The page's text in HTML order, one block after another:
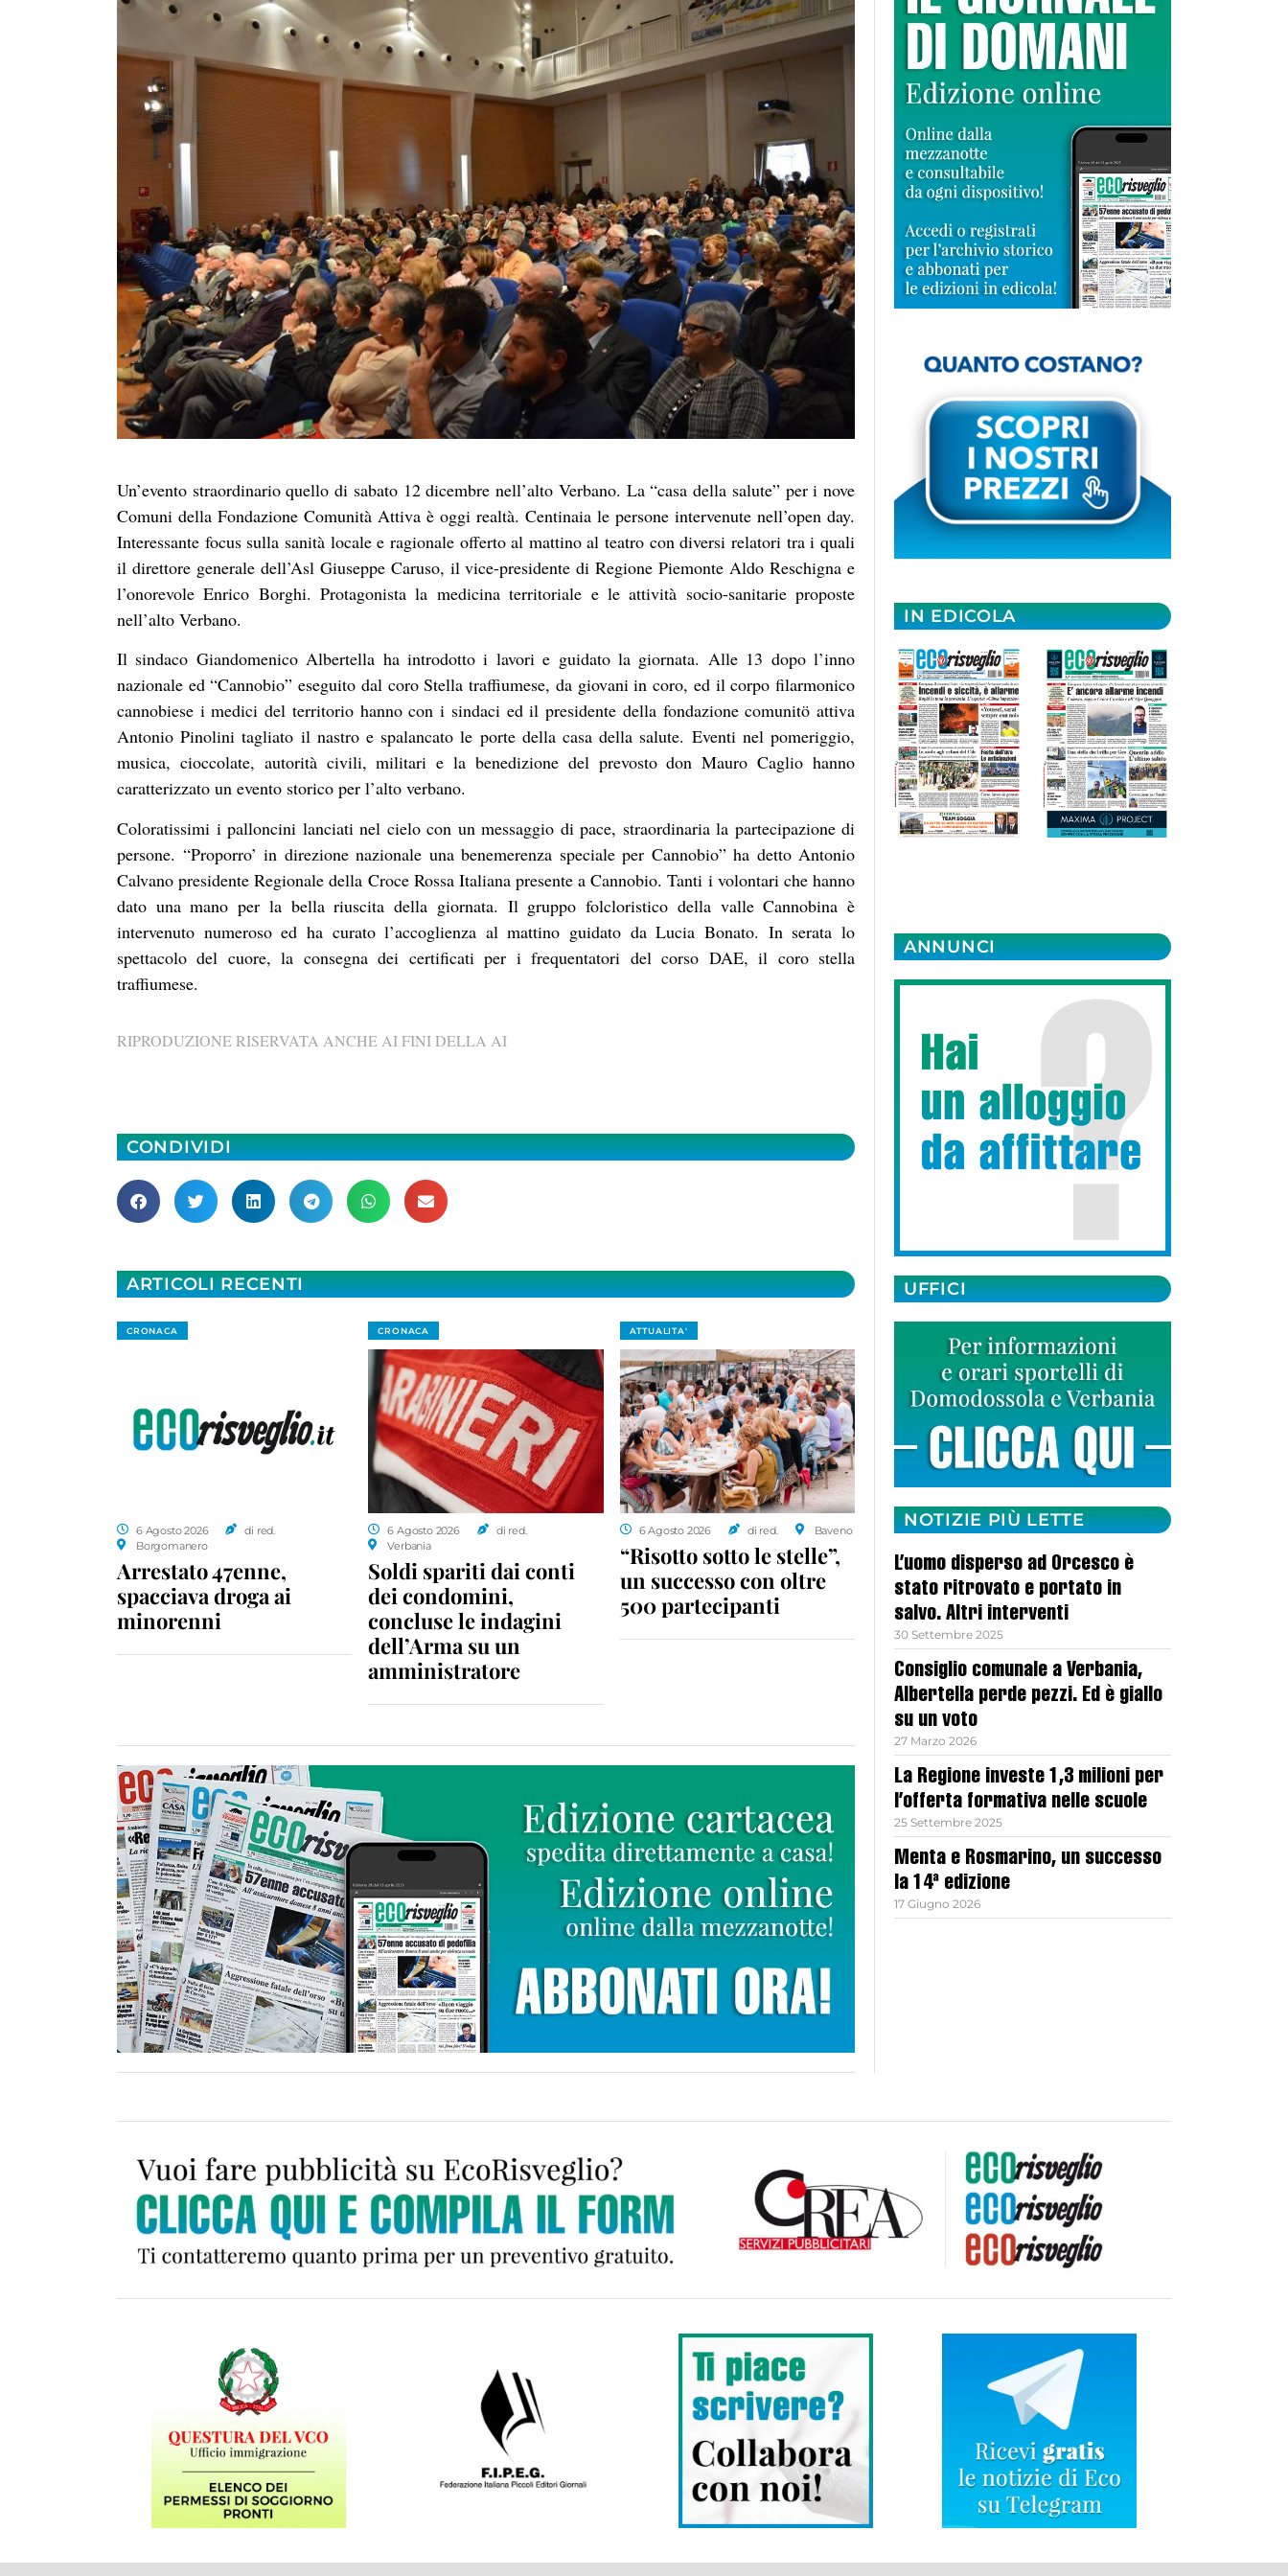
Un’evento straordinario quello di sabato 12 dicembre nell’alto Verbano. La “casa della salute” per i nove
Comuni della Fondazione Comunità Attiva è oggi realtà. Centinaia le persone intervenute nell’open day.
Interessante focus sulla sanità locale e ragionale offerto al mattino al teatro con diversi relatori tra i quali
il direttore generale dell’Asl Giuseppe Caruso, il vice-presidente di Regione Piemonte Aldo Reschigna e
l’onorevole Enrico Borghi. Protagonista la medicina territoriale e le attività socio-sanitarie proposte
nell’alto Verbano.
Il sindaco Giandomenico Albertella ha introdotto i lavori e guidato la giornata. Alle 13 dopo l’inno
nazionale ed “Cannobio” eseguito dal coro Stella traffiumese, da giovani in coro, ed il corpo filarmonico
cannobiese i medici del territorio hanno con i sindaci ed il presidente della fondazione comunitö attiva
Antonio Pinolini tagliato il nastro e spalancato le porte della casa della salute. Eventi nel pomeriggio,
musica, cioccolate, autorità civili, militari e la benedizione del prevosto don Mauro Caglio hanno
caratterizzato un evento storico per l’alto verbano.
Coloratissimi i palloncini lanciati nel cielo con un messaggio di pace, straordinaria la partecipazione di
persone. “Proporro’ in direzione nazionale una benemerenza speciale per Cannobio” ha detto Antonio
Calvano presidente Regionale della Croce Rossa Italiana presente a Cannobio. Tanti i volontari che hanno
dato una mano per la bella riuscita della giornata. Il gruppo folcloristico della valle Cannobina è
intervenuto numeroso ed ha curato l’accoglienza al mattino guidato da Lucia Bonato. In serata lo
spettacolo del cuore, la consegna dei certificati per i frequentatori del corso DAE, il coro stella
traffiumese.
RIPRODUZIONE RISERVATA ANCHE AI FINI DELLA AI
CONDIVIDI
ARTICOLI RECENTI
CRONACA
6 Agosto 2026
di red.
Borgomanero
Arrestato 47enne,
spacciava droga ai
minorenni
CRONACA
6 Agosto 2026
di red.
Verbania
Soldi spariti dai conti
dei condomini,
concluse le indagini
dell’Arma su un
amministratore
ATTUALITA'
6 Agosto 2026 di red. Baveno
“Risotto sotto le stelle”,
un successo con oltre
500 partecipanti
IN EDICOLA
ANNUNCI
UFFICI
NOTIZIE PIÙ LETTE
L’uomo disperso ad Orcesco è
stato ritrovato e portato in
salvo. Altri interventi
30 Settembre 2025
Consiglio comunale a Verbania,
Albertella perde pezzi. Ed è giallo
su un voto
27 Marzo 2026
La Regione investe 1,3 milioni per
l’offerta formativa nelle scuole
25 Settembre 2025
Menta e Rosmarino, un successo
la 14ª edizione
17 Giugno 2026